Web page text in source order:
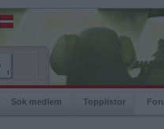
Sök medlem Topplistor